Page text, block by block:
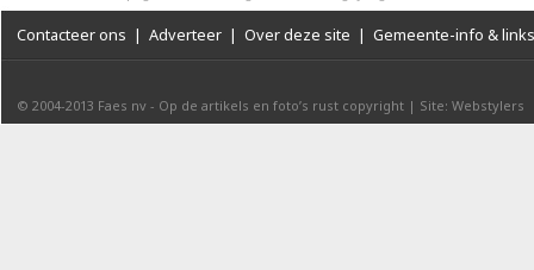
Contacteer ons | Adverteer | Over deze site | Gemeente-info & links
© 2004-2013 Faes nv - Op de artikels en foto’s rust copyright | Site: Webstylers